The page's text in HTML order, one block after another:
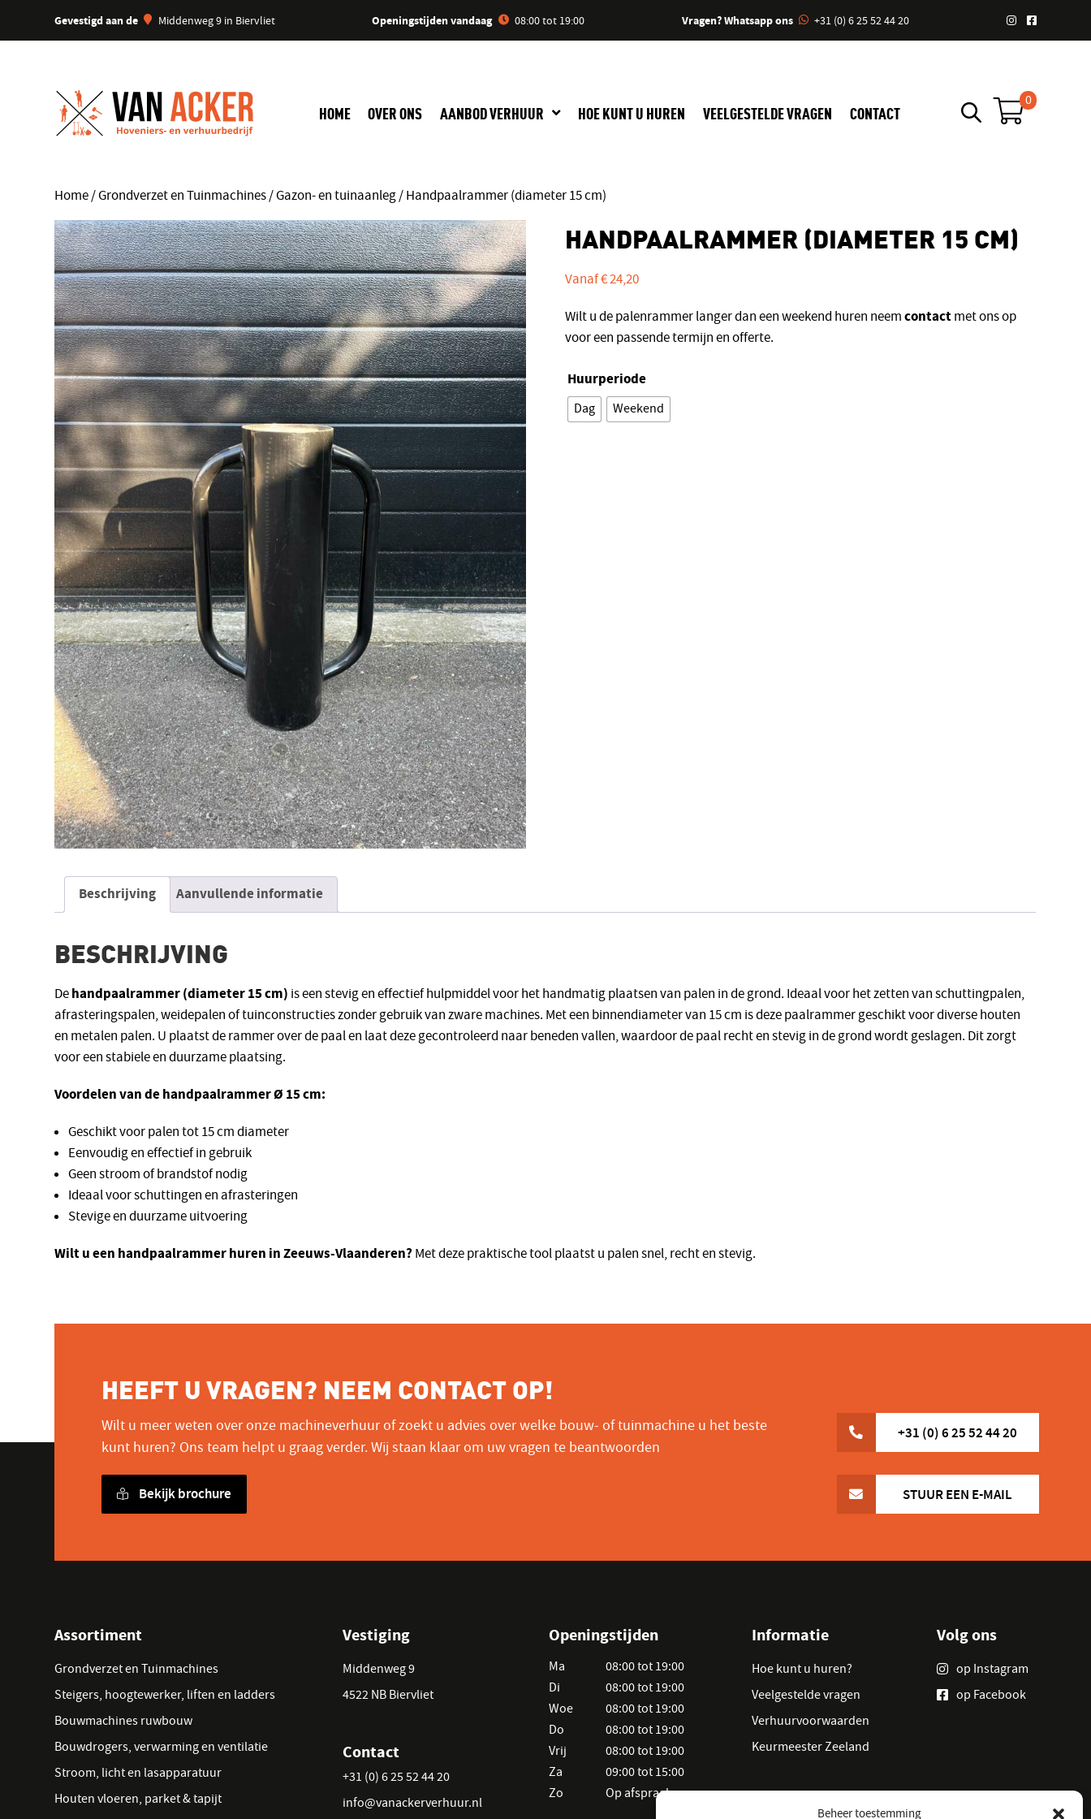
Beheer toestemming
Gevestigd aan de Middenweg 9 in Biervliet Openingstijden vandaag 08:00 tot 19:00 Vragen? Whatsapp ons +31 (0) 6 25 52 44 20
HOME OVER ONS AANBOD VERHUUR HOE KUNT U HUREN VEELGESTELDE VRAGEN CONTACT
0
Home/Grondverzet en Tuinmachines/Gazon- en tuinaanleg/ Handpaalrammer (diameter 15 cm)
HANDPAALRAMMER (DIAMETER 15 CM)
Vanaf€24,20
Wilt u de palenrammer langer dan een weekend huren neemcontactmet ons op
voor een passende termijn en offerte.
Huurperiode
Dag Weekend
Beschrijving Aanvullende informatie
BESCHRIJVING
Dehandpaalrammer (diameter 15 cm) is een stevig en effectief hulpmiddel voor het handmatig plaatsen van palen in de grond. Ideaal voor het zetten van schuttingpalen,
afrasteringspalen, weidepalen of tuinconstructies zonder gebruik van zware machines. Met een binnendiameter van 15 cm is deze paalrammer geschikt voor diverse houten
en metalen palen. U plaatst de rammer over de paal en laat deze gecontroleerd naar beneden vallen, waardoor de paal recht en stevig in de grond wordt geslagen. Dit zorgt
voor een stabiele en duurzame plaatsing.
Voordelen van de handpaalrammer Ø 15 cm:
Geschikt voor palen tot 15 cm diameter
Eenvoudig en effectief in gebruik
Geen stroom of brandstof nodig
Ideaal voor schuttingen en afrasteringen
Stevige en duurzame uitvoering
Wilt u een handpaalrammer huren in Zeeuws-Vlaanderen? Met deze praktische tool plaatst u palen snel, recht en stevig.
HEEFT U VRAGEN? NEEM CONTACT OP!
Wilt u meer weten over onze machineverhuur of zoekt u advies over welke bouw- of tuinmachine u het beste
kunt huren? Ons team helpt u graag verder. Wij staan klaar om uw vragen te beantwoorden
Bekijk brochure
+31 (0) 6 25 52 44 20
STUUR EEN E-MAIL
Assortiment
Grondverzet en Tuinmachines
Steigers, hoogtewerker, liften en ladders
Bouwmachines ruwbouw
Bouwdrogers, verwarming en ventilatie
Stroom, licht en lasapparatuur
Houten vloeren, parket & tapijt
Vestiging
Middenweg 9
4522 NB Biervliet
Contact
+31 (0) 6 25 52 44 20
info@vanackerverhuur.nl
Openingstijden
Ma
Di
Woe
Do
Vrij
Za
Zo
08:00 tot 19:00
08:00 tot 19:00
08:00 tot 19:00
08:00 tot 19:00
08:00 tot 19:00
09:00 tot 15:00
Op afspraak
Informatie
Hoe kunt u huren?
Veelgestelde vragen
Verhuurvoorwaarden
Keurmeester Zeeland
Volg ons
op Instagram
op Facebook